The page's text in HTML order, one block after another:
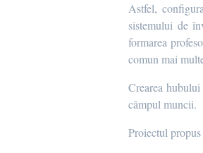
Astfel,
sistemului de
formarea
comun mai
Crearea
câmpul muncii.
Proiectul